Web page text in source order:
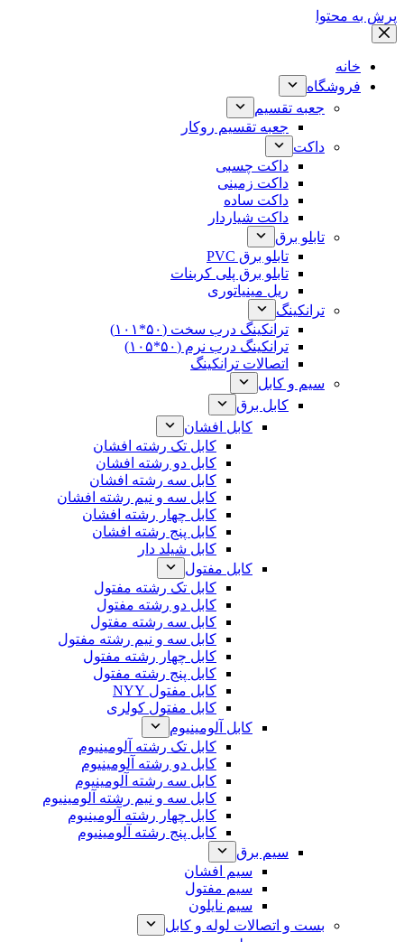
پرش به محتوا
خانه
فروشگاه
جعبه تقسیم
جعبه تقسیم روکار
داکت
داکت چسبی
داکت زمینی
داکت ساده
داکت شیاردار
تابلو برق
تابلو برق PVC
تابلو برق پلی کربنات
ریل مینیاتوری
ترانکینگ
ترانکینگ درب سخت (۵۰*۱۰۱)
ترانکینگ درب نرم (۵۰*۱۰۵)
اتصالات ترانکینگ
سیم و کابل
کابل برق
کابل افشان
کابل تک رشته افشان
کابل دو رشته افشان
کابل سه رشته افشان
کابل سه و نیم رشته افشان
کابل چهار رشته افشان
کابل پنج رشته افشان
کابل شیلد دار
کابل مفتول
کابل تک رشته مفتول
کابل دو رشته مفتول
کابل سه رشته مفتول
کابل سه و نیم رشته مفتول
کابل چهار رشته مفتول
کابل پنج رشته مفتول
کابل مفتول NYY
کابل مفتول کولری
کابل آلومینیوم
کابل تک رشته آلومینیوم
کابل دو رشته آلومینیوم
کابل سه رشته آلومینیوم
کابل سه و نیم رشته آلومینیوم
کابل چهار رشته آلومینیوم
کابل پنج رشته آلومینیوم
سیم برق
سیم افشان
سیم مفتول
سیم نایلون
بست و اتصالات لوله و کابل